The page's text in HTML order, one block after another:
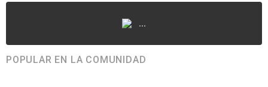
...
POPULAR EN LA COMUNIDAD